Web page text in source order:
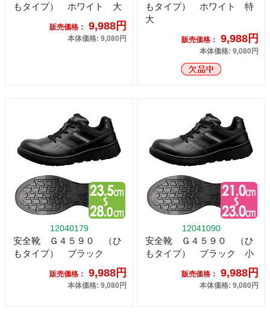
もタイプ） ホワイト 大
販売価格： 9,988円
本体価格: 9,080円
もタイプ） ホワイト 特
大
販売価格： 9,988円
本体価格: 9,080円
12040179
安全靴 Ｇ４５９０ （ひ
もタイプ） ブラック
販売価格： 9,988円
本体価格: 9,080円
12041090
安全靴 Ｇ４５９０ （ひ
もタイプ） ブラック 小
販売価格： 9,988円
本体価格: 9,080円